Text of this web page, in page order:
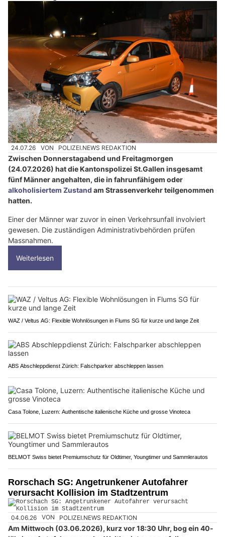
24.07.26 VON POLIZEI.NEWS REDAKTION
Zwischen Donnerstagabend und Freitagmorgen
(24.07.2026) hat die Kantonspolizei St.Gallen insgesamt
fünf Männer angehalten, die in fahrunfähigem oder
alkoholisiertem Zustand am Strassenverkehr teilgenommen
hatten.
Einer der Männer war zuvor in einen Verkehrsunfall involviert
gewesen. Die zuständigen Administrativbehörden prüfen
Massnahmen.
Weiterlesen
WAZ / Veltus AG: Flexible Wohnlösungen in Flums SG für kurze und lange Zeit
ABS Abschleppdienst Zürich: Falschparker abschleppen lassen
Casa Tolone, Luzern: Authentische italienische Küche und grosse Vinoteca
BELMOT Swiss bietet Premiumschutz für Oldtimer, Youngtimer und Sammlerautos
Rorschach SG: Angetrunkener Autofahrer
verursacht Kollision im Stadtzentrum
04.06.26 VON POLIZEI.NEWS REDAKTION
Am Mittwoch (03.06.2026), kurz vor 18:30 Uhr, bog ein 40-